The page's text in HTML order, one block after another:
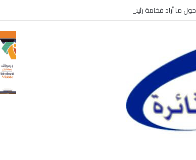
حول ما أراد فخامة رئيس الجمهورية من نتائج للحوار الوطني